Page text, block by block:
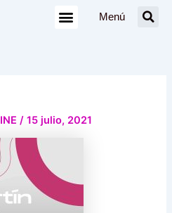
Menú
INE/15 julio, 2021